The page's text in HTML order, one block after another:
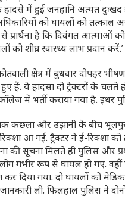
हादसे में हुई जनहानि अत्यंत
को घायलों को तत्काल
से प्रार्थना है कि दिवंगत
को शीघ्र स्वास्थ्य लाभ प्रदान करें.’
क्षेत्र में बुधवार दोपहर
हैं. ये हादसा दो ट्रैक्टरों के चलते
में भर्ती कराया गया है. इधर
कछला और उझानी के बीच भूलपुर
आ गई. ट्रैक्टर ने ई-रिक्शा
की सूचना मिलते ही पुलिस और
गंभीर रूप से घायल हो गए.
कर दिया गया. दो घायलों को
ली. फिलहाल पुलिस ने